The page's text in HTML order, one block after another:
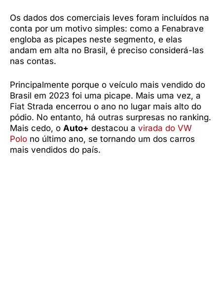
Os dados dos comerciais leves foram incluídos na
conta por um motivo simples: como a Fenabrave
engloba as picapes neste segmento, e elas
andam em alta no Brasil, é preciso considerá-las
nas contas.
Principalmente porque o veículo mais vendido do
Brasil em 2023 foi uma picape. Mais uma vez, a
Fiat Strada encerrou o ano no lugar mais alto do
pódio. No entanto, há outras surpresas no ranking.
Mais cedo, o Auto+ destacou a virada do VW
Polo no último ano, se tornando um dos carros
mais vendidos do país.